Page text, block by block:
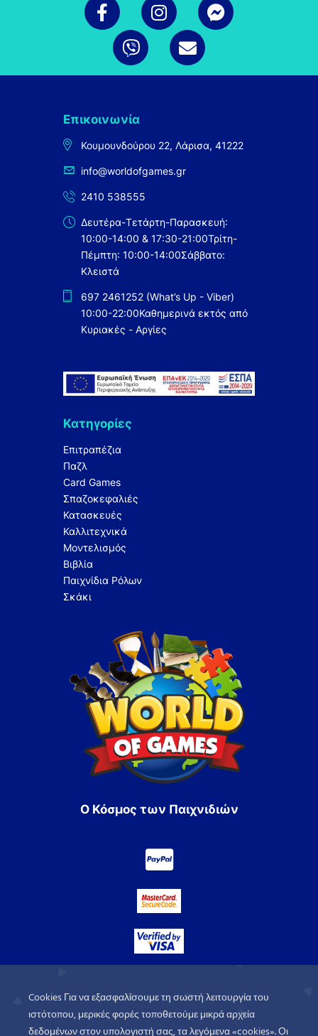
Επικοινωνία
Κουμουνδούρου 22, Λάρισα, 41222
info@worldofgames.gr
2410 538555
Δευτέρα-Τετάρτη-Παρασκευή:
10:00-14:00 & 17:30-21:00Τρίτη-
Πέμπτη: 10:00-14:00Σάββατο:
Κλειστά
697 2461252 (What’s Up - Viber)
10:00-22:00Καθημερινά εκτός από
Κυριακές - Αργίες
Κατηγορίες
Επιτραπέζια
Παζλ
Card Games
Σπαζοκεφαλιές
Κατασκευές
Καλλιτεχνικά
Μοντελισμός
Βιβλία
Παιχνίδια Ρόλων
Σκάκι
Ο Κόσμος των Παιχνιδιών
Cookies Για να εξασφαλίσουμε τη σωστή λειτουργία του
ιστότοπου, μερικές φορές τοποθετούμε μικρά αρχεία
δεδομένων στον υπολογιστή σας, τα λεγόμενα «cookies». Οι